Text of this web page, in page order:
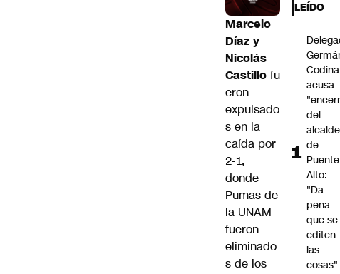
Marcelo
Díaz y
Nicolás
Castillo fu
eron
expulsado
s en la
caída por
2-1,
donde
Pumas de
la UNAM
fueron
eliminado
s de los
LEÍDO
Codina
acusa
del
alcalde
de
Puente
Alto:
"Da
pena
que se
editen
las
cosas"